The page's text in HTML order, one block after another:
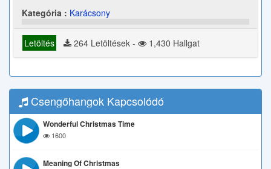
Kategória : Karácsony
Letöltés 264 Letöltések - 1,430 Hallgat
Csengőhangok Kapcsolódó
Wonderful Christmas Time
1600
Meaning Of Christmas